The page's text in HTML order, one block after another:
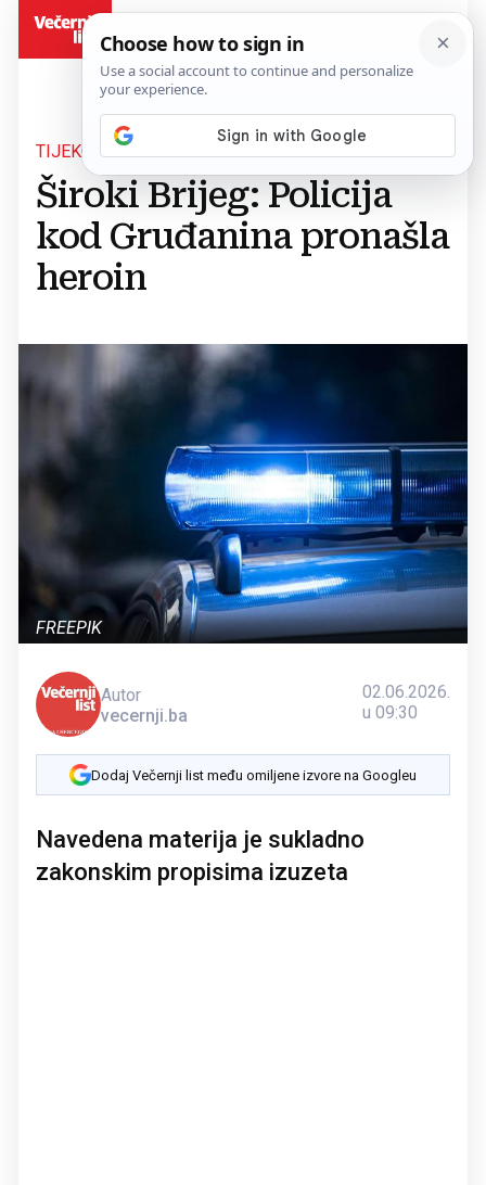
TIJEKOM KONTROLE
Široki Brijeg: Policija
kod Gruđanina pronašla
heroin
FREEPIK
Autor
vecernji.ba
02.06.2026.
u 09:30
Dodaj Večernji list među omiljene izvore na Googleu
Navedena materija je sukladno
zakonskim propisima izuzeta